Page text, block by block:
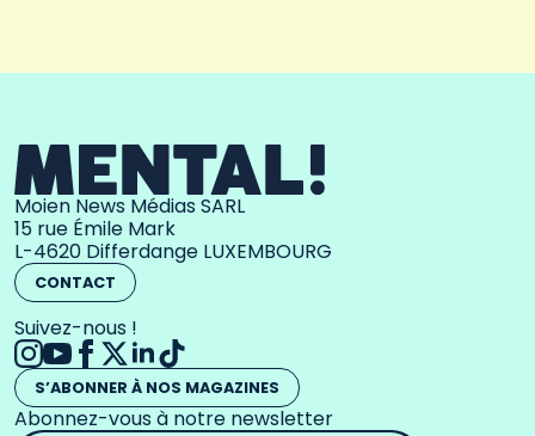
Moien News Médias SARL
15 rue Émile Mark
L-4620 Differdange LUXEMBOURG
CONTACT
Suivez-nous !
S’ABONNER À NOS MAGAZINES
Abonnez-vous à notre newsletter